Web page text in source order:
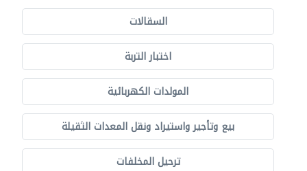
السقالات
اختبار التربة
المولدات الكهربائية
بيع وتأجير واستيراد ونقل المعدات الثقيلة
ترحيل المخلفات